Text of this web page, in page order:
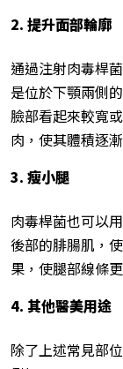
2. 提升面部輪廓
通過注射肉毒桿
是位於下顎兩側
臉部看起來較寬
肉，使其體積逐
3. 瘦小腿
肉毒桿菌也可以
後部的腓腸肌，
果，使腿部線條
4. 其他醫美用途
除了上述常見部